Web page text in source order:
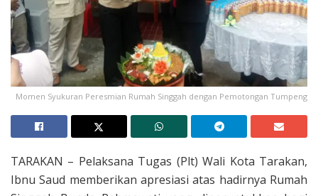
Momen Syukuran Peresmian Rumah Singgah dengan Pemotongan Tumpeng
TARAKAN – Pelaksana Tugas (Plt) Wali Kota Tarakan,
Ibnu Saud memberikan apresiasi atas hadirnya Rumah